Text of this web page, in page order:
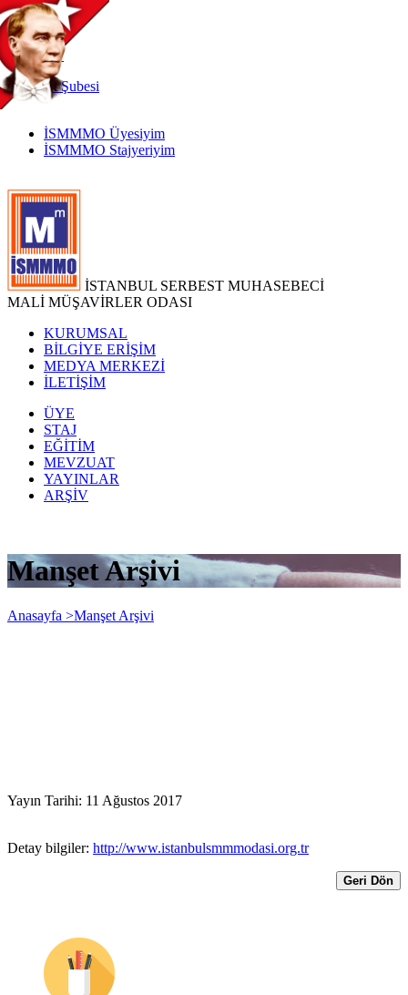
TR
|
EN
İnternetŞubesi
İSMMMO Üyesiyim
İSMMMO Stajyeriyim
İSTANBUL SERBEST MUHASEBECİ
MALİ MÜŞAVİRLER ODASI
KURUMSAL
BİLGİYE ERİŞİM
MEDYA MERKEZİ
İLETİŞİM
ÜYE
STAJ
EĞİTİM
MEVZUAT
YAYINLAR
ARŞİV
Manşet Arşivi
Anasayfa >Manşet Arşivi
Yayın Tarihi: 11 Ağustos 2017
Detay bilgiler: http://www.istanbulsmmmodasi.org.tr
Geri Dön